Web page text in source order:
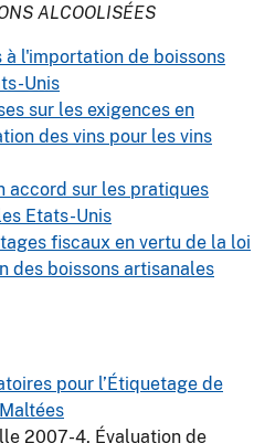
ALCOOLISÉES
à l'importation de boissons
Unis
sur les exigences en
des vins pour les vins
accord sur les pratiques
Etats-Unis
fiscaux en vertu de la loi
des boissons artisanales
pour l’Étiquetage de
2007-4, Évaluation de